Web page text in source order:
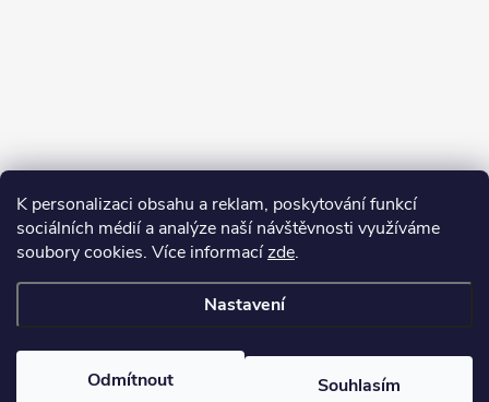
K personalizaci obsahu a reklam, poskytování funkcí
sociálních médií a analýze naší návštěvnosti využíváme
soubory cookies. Více informacízde.
Nastavení
Odmítnout Souhlasím
cookies